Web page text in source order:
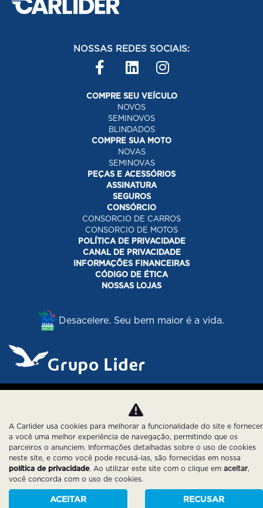
NOSSAS REDES SOCIAIS:
COMPRE SEU VEÍCULO
NOVOS
SEMINOVOS
BLINDADOS
COMPRE SUA MOTO
NOVAS
SEMINOVAS
PEÇAS E ACESSÓRIOS
ASSINATURA
SEGUROS
CONSÓRCIO
CONSORCIO DE CARROS
CONSORCIO DE MOTOS
POLÍTICA DE PRIVACIDADE
CANAL DE PRIVACIDADE
INFORMAÇÕES FINANCEIRAS
CÓDIGO DE ÉTICA
NOSSAS LOJAS
Desacelere. Seu bem maior é a vida.
Política de Privacidade
A Carlider usa cookies para melhorar a funcionalidade do site e fornecer
a você uma melhor experiência de navegação, permitindo que os
parceiros o anunciem. Informações detalhadas sobre o uso de cookies
neste site, e como você pode recusá-las, são fornecidas em nossa
política de privacidade. Ao utilizar este site com o clique em aceitar,
você concorda com o uso de cookies.
ACEITAR RECUSAR